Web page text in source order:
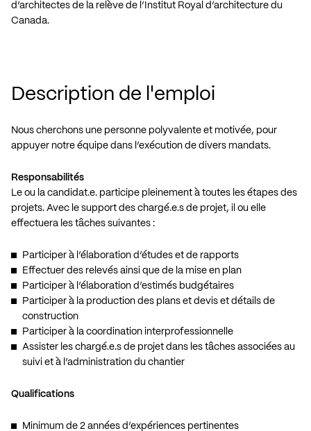
d’architectes de la relève de l’Institut Royal d’architecture du
Canada.
Description de l'emploi
Nous cherchons une personne polyvalente et motivée, pour
appuyer notre équipe dans l’exécution de divers mandats.
Responsabilités
Le ou la candidat.e. participe pleinement à toutes les étapes des
projets. Avec le support des chargé.e.s de projet, il ou elle
effectuera les tâches suivantes :
Participer à l’élaboration d’études et de rapports
Effectuer des relevés ainsi que de la mise en plan
Participer à l’élaboration d’estimés budgétaires
Participer à la production des plans et devis et détails de
construction
Participer à la coordination interprofessionnelle
Assister les chargé.e.s de projet dans les tâches associées au
suivi et à l’administration du chantier
Qualifications
Minimum de 2 années d’expériences pertinentes